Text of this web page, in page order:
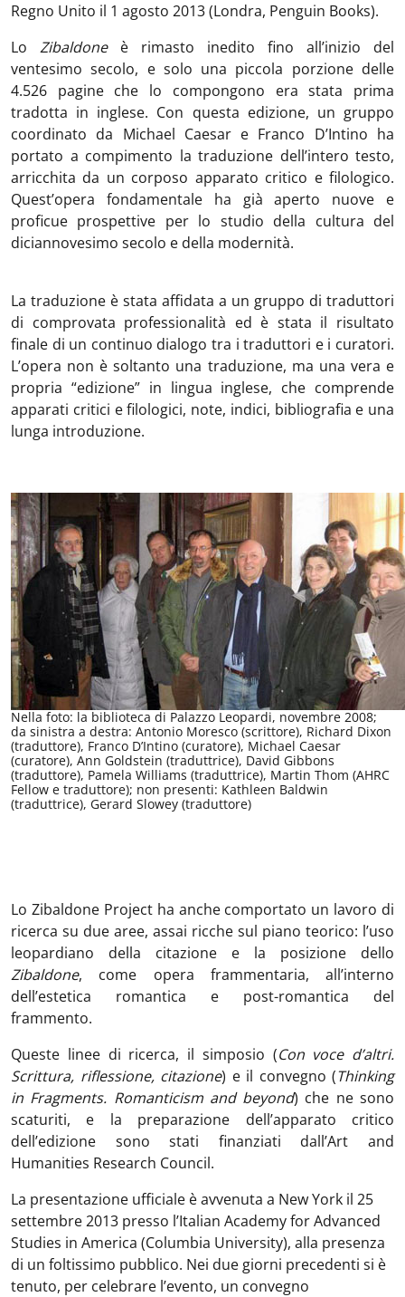
Regno Unito il 1 agosto 2013 (Londra, Penguin Books).
Lo Zibaldone è rimasto inedito fino all’inizio del
ventesimo secolo, e solo una piccola porzione delle
4.526 pagine che lo compongono era stata prima
tradotta in inglese. Con questa edizione, un gruppo
coordinato da Michael Caesar e Franco D’Intino ha
portato a compimento la traduzione dell’intero testo,
arricchita da un corposo apparato critico e filologico.
Quest’opera fondamentale ha già aperto nuove e
proficue prospettive per lo studio della cultura del
diciannovesimo secolo e della modernità.
La traduzione è stata affidata a un gruppo di traduttori
di comprovata professionalità ed è stata il risultato
finale di un continuo dialogo tra i traduttori e i curatori.
L’opera non è soltanto una traduzione, ma una vera e
propria “edizione” in lingua inglese, che comprende
apparati critici e filologici, note, indici, bibliografia e una
lunga introduzione.
Nella foto: la biblioteca di Palazzo Leopardi, novembre 2008;
da sinistra a destra: Antonio Moresco (scrittore), Richard Dixon
(traduttore), Franco D’Intino (curatore), Michael Caesar
(curatore), Ann Goldstein (traduttrice), David Gibbons
(traduttore), Pamela Williams (traduttrice), Martin Thom (AHRC
Fellow e traduttore); non presenti: Kathleen Baldwin
(traduttrice), Gerard Slowey (traduttore)
Lo Zibaldone Project ha anche comportato un lavoro di
ricerca su due aree, assai ricche sul piano teorico: l’uso
leopardiano della citazione e la posizione dello
Zibaldone, come opera frammentaria, all’interno
dell’estetica romantica e post-romantica del
frammento.
Queste linee di ricerca, il simposio (Con voce d’altri.
Scrittura, riflessione, citazione) e il convegno (Thinking
in Fragments. Romanticism and beyond) che ne sono
scaturiti, e la preparazione dell’apparato critico
dell’edizione sono stati finanziati dall’Art and
Humanities Research Council.
La presentazione ufficiale è avvenuta a New York il 25
settembre 2013 presso l’Italian Academy for Advanced
Studies in America (Columbia University), alla presenza
di un foltissimo pubblico. Nei due giorni precedenti si è
tenuto, per celebrare l’evento, un convegno